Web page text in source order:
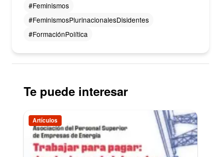
#Feminismos
#FeminismosPlurinacionalesDisidentes
#FormaciónPolítica
Te puede interesar
Artículos